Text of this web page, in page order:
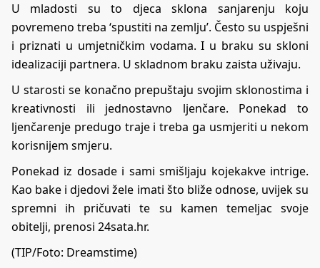
U mladosti su to djeca sklona sanjarenju koju
povremeno treba ‘spustiti na zemlju’. Često su uspješni
i priznati u umjetničkim vodama. I u braku su skloni
idealizaciji partnera. U skladnom braku zaista uživaju.
U starosti se konačno prepuštaju svojim sklonostima i
kreativnosti ili jednostavno ljenčare. Ponekad to
ljenčarenje predugo traje i treba ga usmjeriti u nekom
korisnijem smjeru.
Ponekad iz dosade i sami smišljaju kojekakve intrige.
Kao bake i djedovi žele imati što bliže odnose, uvijek su
spremni ih pričuvati te su kamen temeljac svoje
obitelji, prenosi 24sata.hr.
(TIP/Foto: Dreamstime)